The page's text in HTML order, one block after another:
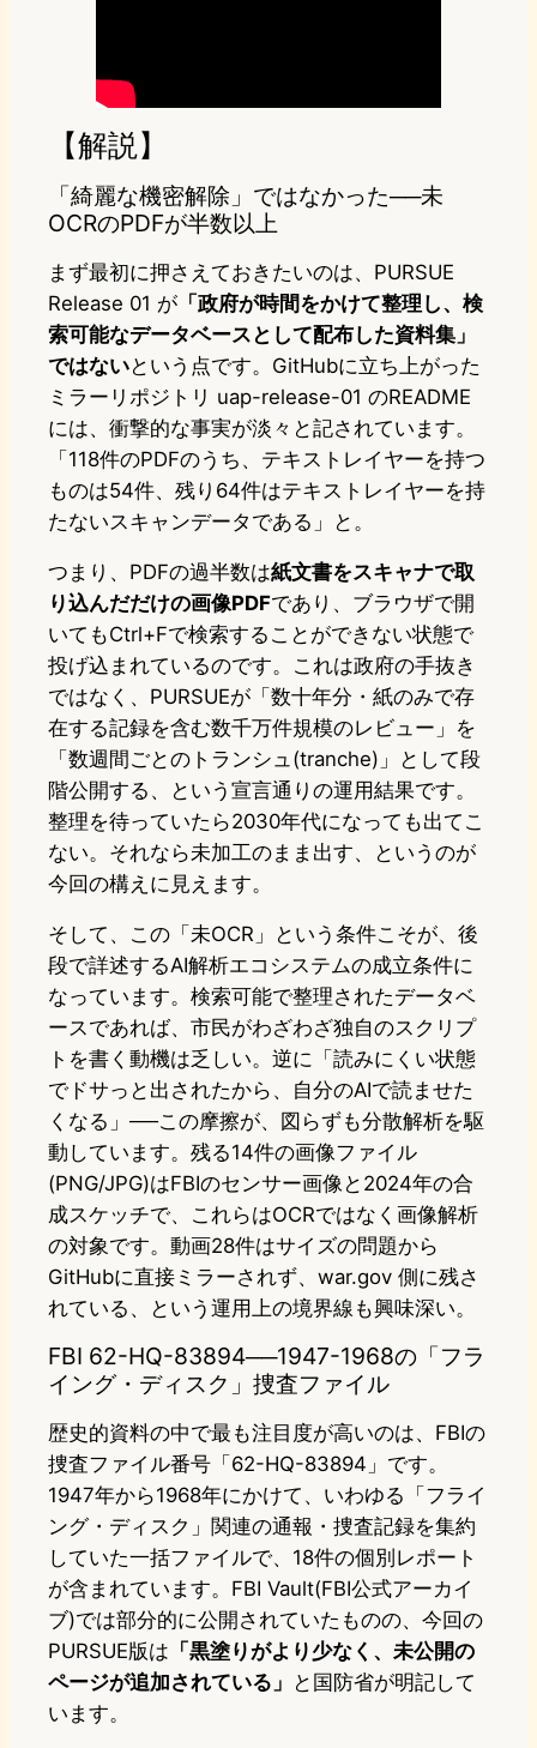
【解説】
「綺麗な機密解除」ではなかった──未
OCRのPDFが半数以上
まず最初に押さえておきたいのは、PURSUE
Release 01 が 「政府が時間をかけて整理し、検
索可能なデータベースとして配布した資料集」
ではないという点です。GitHubに立ち上がった
ミラーリポジトリ uap-release-01 のREADME
には、衝撃的な事実が淡々と記されています。
「118件のPDFのうち、テキストレイヤーを持つ
ものは54件、残り64件はテキストレイヤーを持
たないスキャンデータである」と。
つまり、PDFの過半数は紙文書をスキャナで取
り込んだだけの画像PDFであり、ブラウザで開
いてもCtrl+Fで検索することができない状態で
投げ込まれているのです。これは政府の手抜き
ではなく、PURSUEが「数十年分・紙のみで存
在する記録を含む数千万件規模のレビュー」を
「数週間ごとのトランシュ(tranche)」として段
階公開する、という宣言通りの運用結果です。
整理を待っていたら2030年代になっても出てこ
ない。それなら未加工のまま出す、というのが
今回の構えに見えます。
そして、この「未OCR」という条件こそが、後
段で詳述するAI解析エコシステムの成立条件に
なっています。検索可能で整理されたデータベ
ースであれば、市民がわざわざ独自のスクリプ
トを書く動機は乏しい。逆に「読みにくい状態
でドサっと出されたから、自分のAIで読ませた
くなる」──この摩擦が、図らずも分散解析を駆
動しています。残る14件の画像ファイル
(PNG/JPG)はFBIのセンサー画像と2024年の合
成スケッチで、これらはOCRではなく画像解析
の対象です。動画28件はサイズの問題から
GitHubに直接ミラーされず、war.gov 側に残さ
れている、という運用上の境界線も興味深い。
FBI 62-HQ-83894──1947-1968の「フラ
イング・ディスク」捜査ファイル
歴史的資料の中で最も注目度が高いのは、FBIの
捜査ファイル番号「62-HQ-83894」です。
1947年から1968年にかけて、いわゆる「フライ
ング・ディスク」関連の通報・捜査記録を集約
していた一括ファイルで、18件の個別レポート
が含まれています。FBI Vault(FBI公式アーカイ
ブ)では部分的に公開されていたものの、今回の
PURSUE版は 「黒塗りがより少なく、未公開の
ページが追加されている」 と国防省が明記して
います。